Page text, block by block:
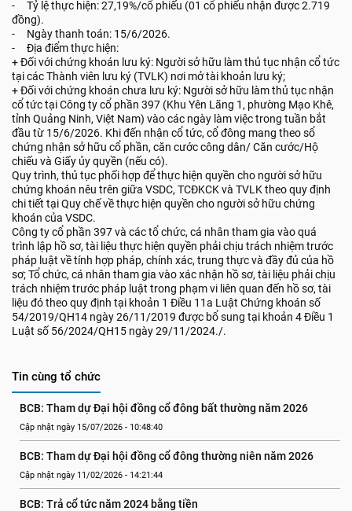
- Tỷ lệ thực hiện: 27,19%/cổ phiếu (01 cổ phiếu nhận được 2.719
đồng).
- Ngày thanh toán: 15/6/2026.
- Địa điểm thực hiện:
+ Đối với chứng khoán lưu ký: Người sở hữu làm thủ tục nhận cổ tức
tại các Thành viên lưu ký (TVLK) nơi mở tài khoản lưu ký;
+ Đối với chứng khoán chưa lưu ký: Người sở hữu làm thủ tục nhận
cổ tức tại Công ty cổ phần 397 (Khu Yên Lãng 1, phường Mạo Khê,
tỉnh Quảng Ninh, Việt Nam) vào các ngày làm việc trong tuần bắt
đầu từ 15/6/2026. Khi đến nhận cổ tức, cổ đông mang theo sổ
chứng nhận sở hữu cổ phần, căn cước công dân/ Căn cước/Hộ
chiếu và Giấy ủy quyền (nếu có).
Quy trình, thủ tục phối hợp để thực hiện quyền cho người sở hữu
chứng khoán nêu trên giữa VSDC, TCĐKCK và TVLK theo quy định
chi tiết tại Quy chế về thực hiện quyền cho người sở hữu chứng
khoán của VSDC.
Công ty cổ phần 397 và các tổ chức, cá nhân tham gia vào quá
trình lập hồ sơ, tài liệu thực hiện quyền phải chịu trách nhiệm trước
pháp luật về tính hợp pháp, chính xác, trung thực và đầy đủ của hồ
sơ; Tổ chức, cá nhân tham gia vào xác nhận hồ sơ, tài liệu phải chịu
trách nhiệm trước pháp luật trong phạm vi liên quan đến hồ sơ, tài
liệu đó theo quy định tại khoản 1 Điều 11a Luật Chứng khoán số
54/2019/QH14 ngày 26/11/2019 được bổ sung tại khoản 4 Điều 1
Luật số 56/2024/QH15 ngày 29/11/2024./.
Tin cùng tổ chức
BCB: Tham dự Đại hội đồng cổ đông bất thường năm 2026
Cập nhật ngày 15/07/2026 - 10:48:40
BCB: Tham dự Đại hội đồng cổ đông thường niên năm 2026
Cập nhật ngày 11/02/2026 - 14:21:44
BCB: Trả cổ tức năm 2024 bằng tiền